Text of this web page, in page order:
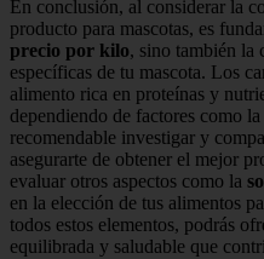
En conclusión, al considerar la
producto para mascotas, es
precio por kilo, sino también la
específicas de tu mascota. Los
alimento rica en proteínas y
dependiendo de factores como
recomendable investigar y
asegurarte de obtener el mejor
evaluar otros aspectos como la
en la elección de tus alimentos
todos estos elementos, podrás
equilibrada y saludable que